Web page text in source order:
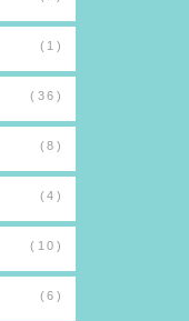
(1)
(36)
(8)
(4)
(10)
(6)